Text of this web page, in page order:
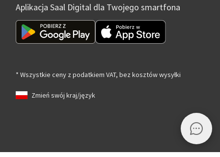
Aplikacja Saal Digital dla Twojego smartfona
* Wszystkie ceny z podatkiem VAT, bez kosztów wysyłki
Zmień swój kraj/język